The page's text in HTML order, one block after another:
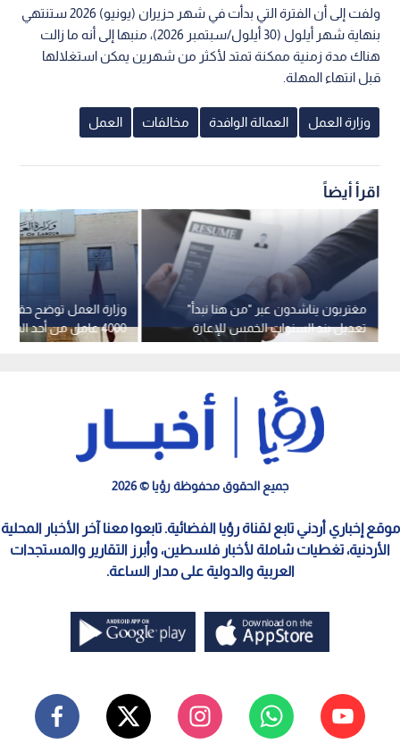
ولفت إلى أن الفترة التي بدأت في شهر حزيران (يونيو) 2026 ستنتهي
بنهاية شهر أيلول (30 أيلول/سبتمبر 2026)، منبها إلى أنه ما زالت
هناك مدة زمنية ممكنة تمتد لأكثر من شهرين يمكن استغلالها
قبل انتهاء المهلة.
وزارة العمل العمالة الوافدة مخالفات العمل
اقرأ أيضاً
وزارة العمل توضح
4000 عامل من أحد المصانع
مغتربون يناشدون عبر "من هنا نبدأ"
تعديل بند السنوات الخمس للإعارة
جميع الحقوق محفوظة رؤيا © 2026
موقع إخباري أردني تابع لقناة رؤيا الفضائية. تابعوا معنا آخر الأخبار المحلية
الأردنية، تغطيات شاملة لأخبار فلسطين، وأبرز التقارير والمستجدات
العربية والدولية على مدار الساعة.